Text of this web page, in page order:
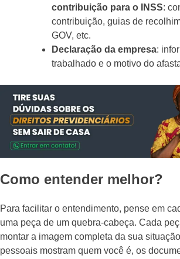
contribuição para o INSS:
contribuição, guias de
GOV, etc.
Declaração da empresa:
trabalhado e o motivo do
Como entender melhor?
Para facilitar o entendimento, pense em
uma peça de um quebra-cabeça. Cada
montar a imagem completa da sua
pessoais mostram quem você é, os